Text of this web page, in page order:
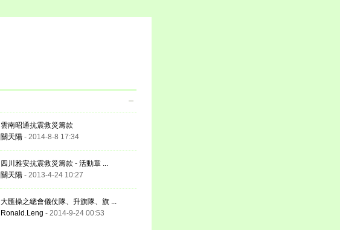
雲南昭通抗震救災籌款
關天陽 - 2014-8-8 17:34
四川雅安抗震救災籌款 - 活動章 ...
關天陽 - 2013-4-24 10:27
大匯操之總會儀仗隊、升旗隊、旗 ...
Ronald.Leng - 2014-9-24 00:53